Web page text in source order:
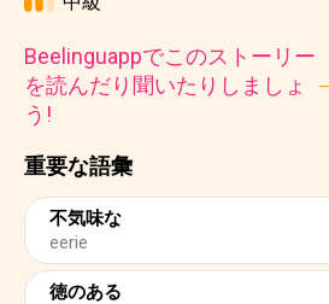
重要な語彙
不気味な
eerie
徳のある
Beelinguappでこのストーリー
を読んだり聞いたりしましょ
う!